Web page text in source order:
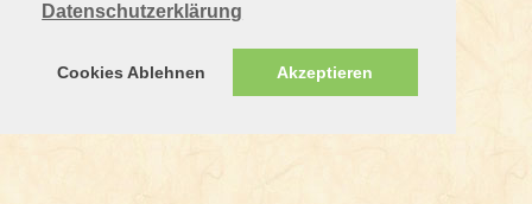
Datenschutzerklärung
Cookies Ablehnen Akzeptieren